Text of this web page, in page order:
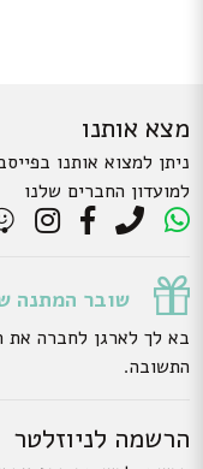
מצא אותנו
ניתן למצוא אותנו
למועדון החברים שלנו
שובר המתנה
בא לך לארגן לחברה את
התשובה.
הרשמה לניוזלטר